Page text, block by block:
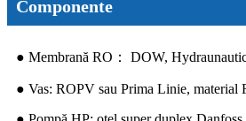
Componente
● Membrană RO： DOW,
● Vas: ROPV sau Prima Linie, material